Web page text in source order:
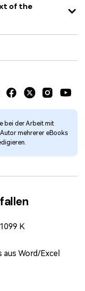
of the
bei der Arbeit mit
mehrerer eBooks
K
Word/Excel